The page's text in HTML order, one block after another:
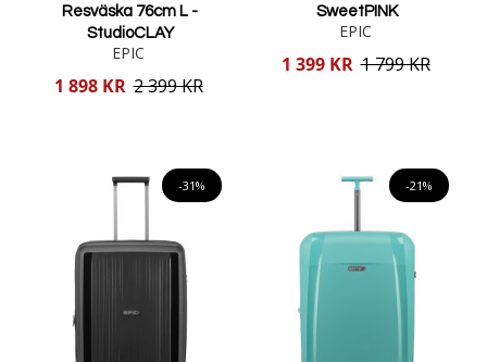
Resväska 76cm L -
StudioCLAY
EPIC
Reducerat
1 898 KR 2 399 KR
SweetPINK
EPIC
Reducerat
1 399 KR 1 799 KR
-31% -21%